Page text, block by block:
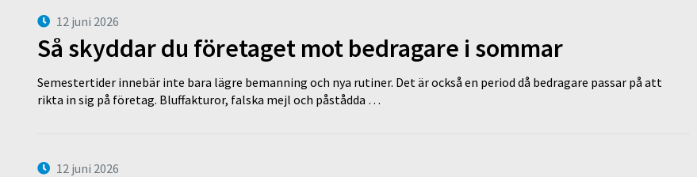
12 juni 2026
Så skyddar du företaget mot bedragare i sommar
Semestertider innebär inte bara lägre bemanning och nya rutiner. Det är också en period då bedragare passar på att
rikta in sig på företag. Bluffakturor, falska mejl och påstådda …
12 juni 2026